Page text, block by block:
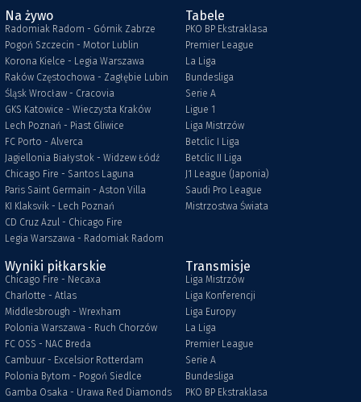
Na żywo
Radomiak Radom - Górnik Zabrze
Pogoń Szczecin - Motor Lublin
Korona Kielce - Legia Warszawa
Raków Częstochowa - Zagłębie Lubin
Śląsk Wrocław - Cracovia
GKS Katowice - Wieczysta Kraków
Lech Poznań - Piast Gliwice
FC Porto - Alverca
Jagiellonia Białystok - Widzew Łódź
Chicago Fire - Santos Laguna
Paris Saint Germain - Aston Villa
KI Klaksvik - Lech Poznań
CD Cruz Azul - Chicago Fire
Legia Warszawa - Radomiak Radom
Tabele
PKO BP Ekstraklasa
Premier League
La Liga
Bundesliga
Serie A
Ligue 1
Liga Mistrzów
Betclic I Liga
Betclic II Liga
J1 League (Japonia)
Saudi Pro League
Mistrzostwa Świata
Wyniki piłkarskie
Chicago Fire - Necaxa
Charlotte - Atlas
Middlesbrough - Wrexham
Polonia Warszawa - Ruch Chorzów
FC OSS - NAC Breda
Cambuur - Excelsior Rotterdam
Polonia Bytom - Pogoń Siedlce
Gamba Osaka - Urawa Red Diamonds
Transmisje
Liga Mistrzów
Liga Konferencji
Liga Europy
La Liga
Premier League
Serie A
Bundesliga
PKO BP Ekstraklasa